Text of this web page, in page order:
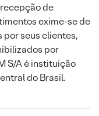
de
exime-se de
seus clientes,
por
S/A é instituição
do Brasil.